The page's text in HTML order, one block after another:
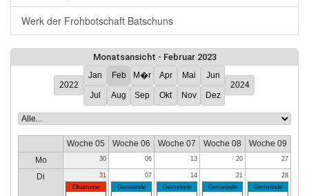
Werk der Frohbotschaft Batschuns
Monatsansicht - Februar 2023
2022
Jan Feb M�r Apr Mai Jun
Jul Aug Sep Okt Nov Dez
2024
Woche 05 Woche 06 Woche 07 Woche 08
Woche 09
Mo
30 06 13 20 27
Di
31
Ökumene
07
Gemeinde
14
Gemeinde
21
Gemeinde
28
Gemeinde